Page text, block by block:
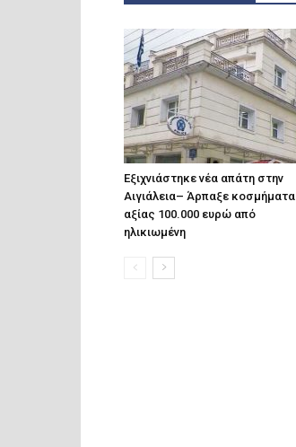
Εξιχνιάστηκε νέα απάτη στην
Αιγιάλεια– Άρπαξε κοσμήματα
αξίας 100.000 ευρώ από
ηλικιωμένη